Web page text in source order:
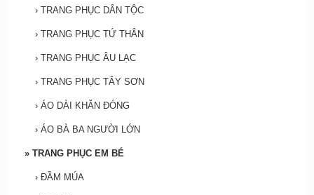
› TRANG PHỤC DÂN TỘC
› TRANG PHỤC TỨ THÂN
› TRANG PHỤC ÂU LẠC
› TRANG PHỤC TÂY SƠN
› ÁO DÀI KHĂN ĐÓNG
› ÁO BÀ BA NGƯỜI LỚN
» TRANG PHỤC EM BÉ
› ĐẦM MÚA